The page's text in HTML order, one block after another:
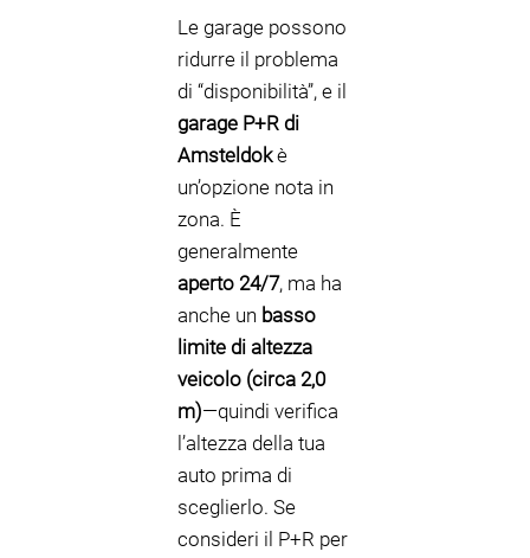
Le garage possono
ridurre il problema
di “disponibilità”, e il
garage P+R di
Amsteldokè
un’opzione nota in
zona. È
generalmente
aperto 24/7, ma ha
anche un basso
limite di altezza
veicolo (circa 2,0
m)—quindi verifica
l’altezza della tua
auto prima di
sceglierlo. Se
consideri il P+R per